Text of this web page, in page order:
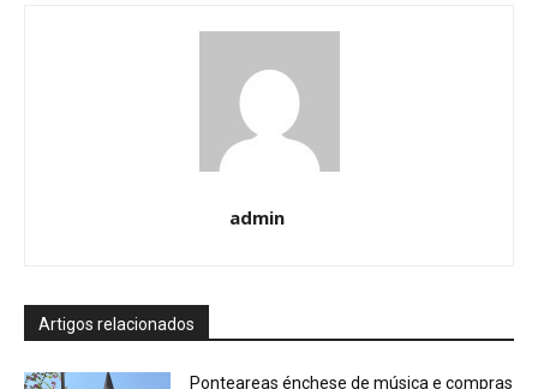
admin
Artigos relacionados
Ponteareas énchese de música e compras